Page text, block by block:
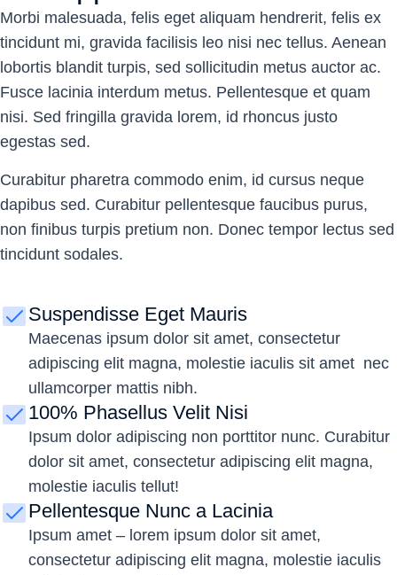
Morbi malesuada, felis eget aliquam hendrerit, felis ex
tincidunt mi, gravida facilisis leo nisi nec tellus. Aenean
lobortis blandit turpis, sed sollicitudin metus auctor ac.
Fusce lacinia interdum metus. Pellentesque et quam
nisi. Sed fringilla gravida lorem, id rhoncus justo
egestas sed.
Curabitur pharetra commodo enim, id cursus neque
dapibus sed. Curabitur pellentesque faucibus purus,
non finibus turpis pretium non. Donec tempor lectus sed
tincidunt sodales.
Suspendisse Eget Mauris
Maecenas ipsum dolor sit amet, consectetur
adipiscing elit magna, molestie iaculis sit amet nec
ullamcorper mattis nibh.
100% Phasellus Velit Nisi
Ipsum dolor adipiscing non porttitor nunc. Curabitur
dolor sit amet, consectetur adipiscing elit magna,
molestie iaculis tellut!
Pellentesque Nunc a Lacinia
Ipsum amet – lorem ipsum dolor sit amet,
consectetur adipiscing elit magna, molestie iaculis